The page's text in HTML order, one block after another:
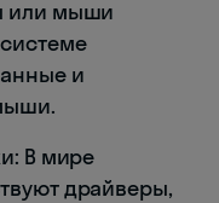
или мыши
и
В мире
драйверы,